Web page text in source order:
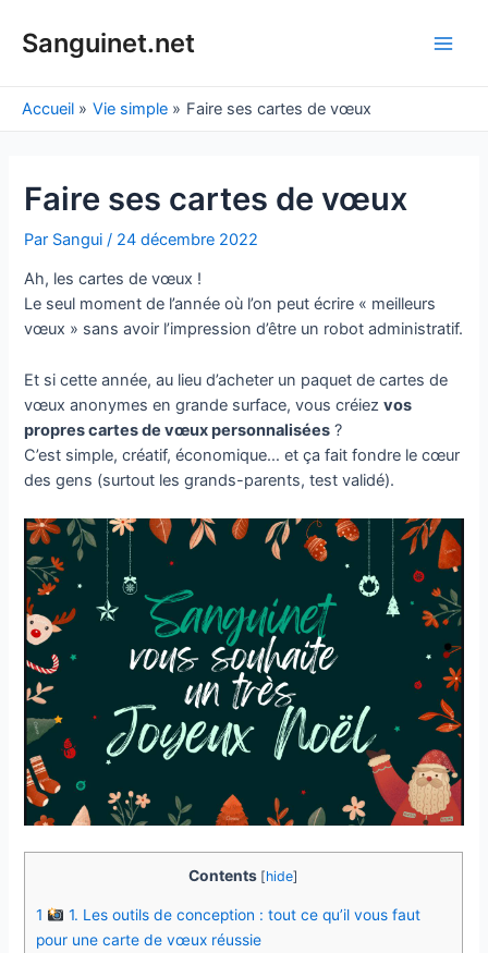
Sanguinet.net
Accueil Vie simple Faire ses cartes de vœux
Faire ses cartes de vœux
Par Sangui/ 24 décembre 2022
Ah, les cartes de vœux !
Le seul moment de l’année où l’on peut écrire « meilleurs
vœux » sans avoir l’impression d’être un robot administratif.
Et si cette année, au lieu d’acheter un paquet de cartes de
vœux anonymes en grande surface, vous créiezvos
propres cartes de vœux personnalisées ?
C’est simple, créatif, économique… et ça fait fondre le cœur
des gens (surtout les grands-parents, test validé).
Contents [hide]
1
1. Les outils de conception : tout ce qu’il vous faut
pour une carte de vœux réussie